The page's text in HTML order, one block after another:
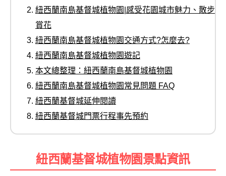
紐西蘭南島基督城植物園|感受花園城市魅力、散步
賞花
紐西蘭南島基督城植物園交通方式?怎麼去?
紐西蘭南島基督城植物園遊記
本文總整理：紐西蘭南島基督城植物園
紐西蘭南島基督城植物園常見問題 FAQ
紐西蘭基督城延伸閱讀
紐西蘭基督城門票行程事先預約
紐西蘭基督城植物園景點資訊